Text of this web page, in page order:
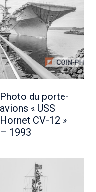
Photo du porte-
avions « USS
Hornet CV-12 »
– 1993